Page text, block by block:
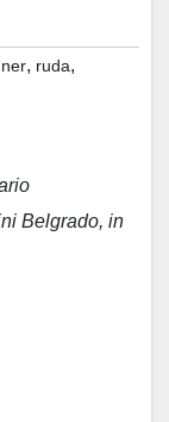
, ruda,
Belgrado, in